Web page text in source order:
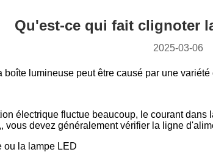
Qu'est-ce qui fait clignoter
2025-03-06
boîte lumineuse peut être causé par une
électrique fluctue beaucoup, le courant
vous devez généralement vérifier la ligne
ou la lampe LED